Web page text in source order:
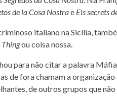
de la Cosa Nostrae Els secrets
italiano na Sicília,
ou coisa nossa.
para não citar a palavra
de fora chamam a
de outros grupos que